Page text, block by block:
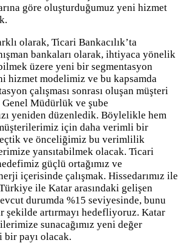
göre oluşturduğumuz yeni hizmet
olarak, Ticari Bankacılık’ta
bankaları olarak, ihtiyaca yönelik
üzere yeni bir segmentasyon
hizmet modelimiz ve bu kapsamda
çalışması sonrası oluşan müşteri
Müdürlük ve şube
yeniden düzenledik. Böylelikle hem
için daha verimli bir
ve önceliğimiz bu verimlilik
yansıtabilmek olacak. Ticari
güçlü ortağımız ve
içerisinde çalışmak. Hissedarımız ile
ile Katar arasındaki gelişen
durumda %15 seviyesinde, bunu
şekilde artırmayı hedefliyoruz. Katar
sunacağımız yeni değer
payı olacak.